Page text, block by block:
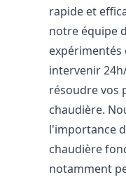
rapide et
notre équipe
expérimentés
intervenir
résoudre vos
chaudière.
l'importance
chaudière
notamment